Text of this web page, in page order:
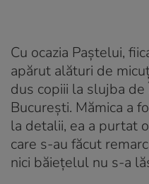
Cu ocazia Paștelui,
apărut alături de
dus copiii la slujba
București. Mămica a
la detalii, ea a purtat
care s-au făcut
nici băiețelul nu s-a